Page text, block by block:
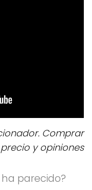
Comprar
y opiniones
parecido?